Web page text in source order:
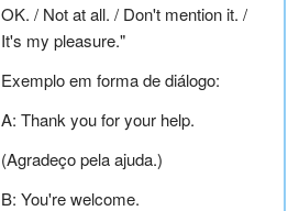
OK. / Not at all. / Don't mention it. /
It's my pleasure."
Exemplo em forma de diálogo:
A: Thank you for your help.
(Agradeço pela ajuda.)
B: You're welcome.